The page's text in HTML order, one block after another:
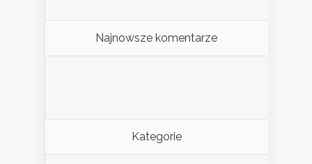
Najnowsze komentarze
Kategorie